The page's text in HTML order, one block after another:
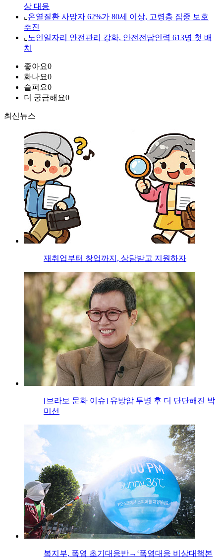
상 대응
⌞ 온열질환 사망자 62%가 80세 이상, 고령층 집중 보호
추진
⌞ 노인일자리 안전관리 강화, 안전전담인력 613명 첫 배
치
좋아요0
화나요0
슬퍼요0
더 궁금해요0
최신뉴스
재취업부터 창업까지, 상담받고 지원하자
[브라보 문화 이슈] 유방암 투병 후 더 단단해진 박
미선
복지부, 폭염 초기대응반→‘폭염대응 비상대책본